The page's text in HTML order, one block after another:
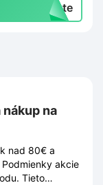
exte
nákup na
nad 80€ a
akcie
Tieto